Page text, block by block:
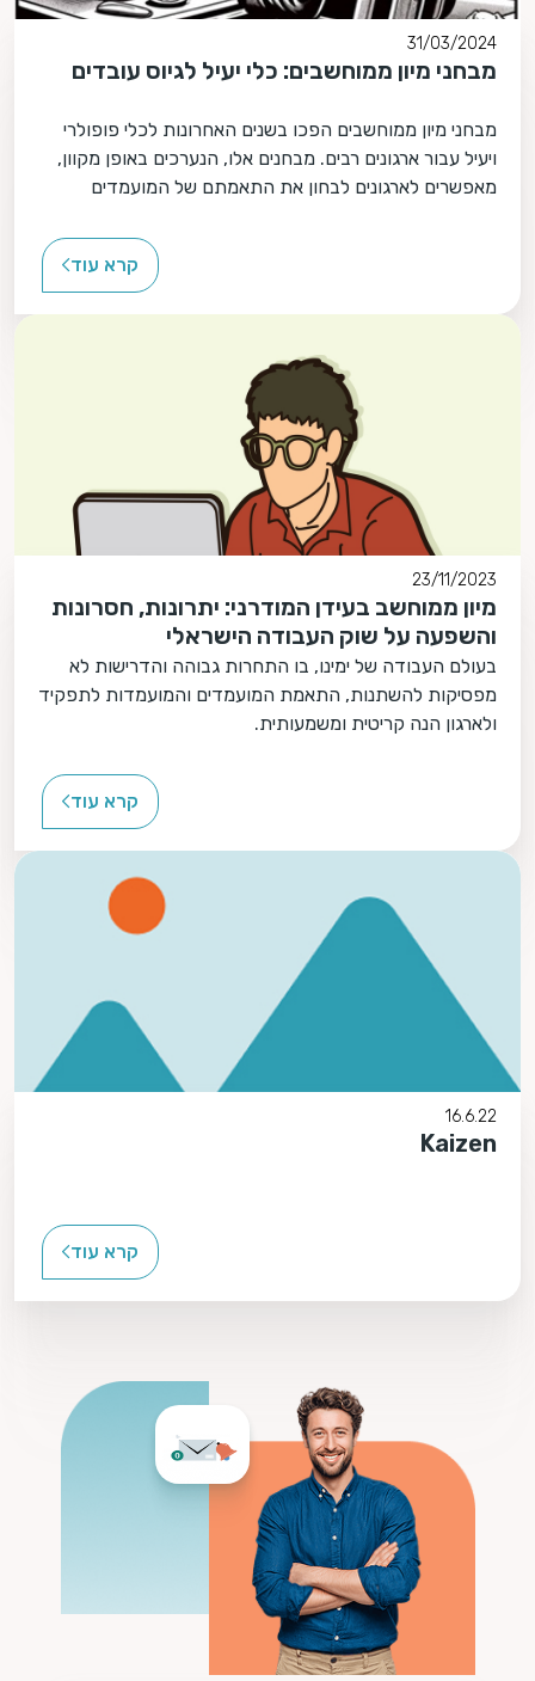
31/03/2024
מבחני מיון ממוחשבים: כלי יעיל לגיוס עובדים
מבחני מיון ממוחשבים הפכו בשנים האחרונות לכלי פופולרי
ויעיל עבור ארגונים רבים. מבחנים אלו, הנערכים באופן מקוון,
מאפשרים לארגונים לבחון את התאמתם של המועמדים
קרא עוד
23/11/2023
מיון ממוחשב בעידן המודרני: יתרונות, חסרונות
והשפעה על שוק העבודה הישראלי
בעולם העבודה של ימינו, בו התחרות גבוהה והדרישות לא
מפסיקות להשתנות, התאמת המועמדים והמועמדות לתפקיד
ולארגון הנה קריטית ומשמעותית.
קרא עוד
16.6.22
Kaizen
קרא עוד